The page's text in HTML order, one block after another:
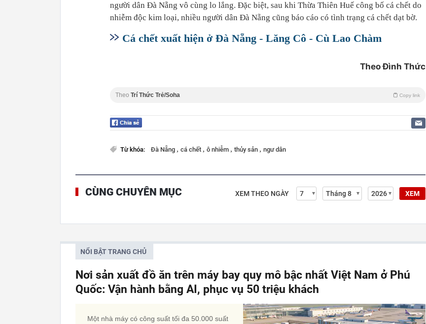
người dân Đà Nẵng vô cùng lo lắng. Đặc biệt, sau khi Thừa Thiên Huế công bố cá chết do
nhiễm độc kim loại, nhiều người dân Đà Nẵng cũng báo cáo có tình trạng cá chết dạt bờ.
Cá chết xuất hiện ở Đà Nẵng - Lăng Cô - Cù Lao Chàm
Theo Đình Thức
Theo Trí Thức Trẻ/Soha Copy link
Từ khóa: Đà Nẵng , cá chết , ô nhiễm , thủy sản , ngư dân
CÙNG CHUYÊN MỤC XEM THEO NGÀY XEM
NỔI BẬT TRANG CHỦ
Nơi sản xuất đồ ăn trên máy bay quy mô bậc nhất Việt Nam ở Phú
Quốc: Vận hành bằng AI, phục vụ 50 triệu khách
Một nhà máy có công suất tối đa 50.000 suất